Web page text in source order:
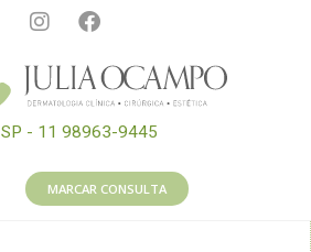
SP - 11 98963-9445
MARCAR CONSULTA